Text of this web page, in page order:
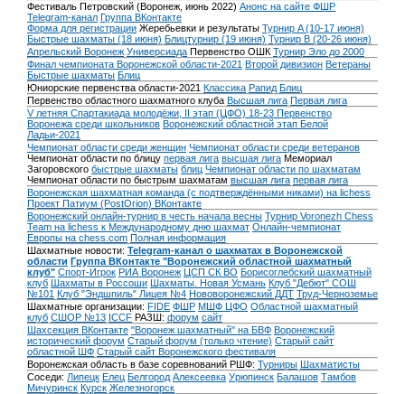
Фестиваль Петровский (Воронеж, июнь 2022) Анонс на сайте ФШР
Telegram-канал Группа ВКонтакте
Форма для регистрации Жеребьевки и результаты Турнир A (10-17 июня)
Быстрые шахматы (18 июня) Блицтурнир (19 июня) Турнир B (20-26 июня)
Апрельский Воронеж Универсиада Первенство ОШК Турнир Эло до 2000
Финал чемпионата Воронежской области-2021 Второй дивизион Ветераны
Быстрые шахматы Блиц
Юниорские первенства области-2021 Классика Рапид Блиц
Первенство областного шахматного клуба Высшая лига Первая лига
V летняя Спартакиада молодёжи, II этап (ЦФО) 18-23 Первенство
Воронежа среди школьников Воронежский областной этап Белой
Ладьи-2021
Чемпионат области среди женщин Чемпионат области среди ветеранов
Чемпионат области по блицу первая лига высшая лига Мемориал
Загоровского быстрые шахматы блиц Чемпионат области по шахматам
Чемпионат области по быстрым шахматам высшая лига первая лига
Воронежская шахматная команда (с подтверждёнными никами) на lichess
Проект Патиум (PostOrion) ВКонтакте
Воронежский онлайн-турнир в честь начала весны Турнир Voronezh Chess
Team на lichess к Международному дню шахмат Онлайн-чемпионат
Европы на chess.com Полная информация
Шахматные новости: Telegram-канал о шахматах в Воронежской
области Группа ВКонтакте "Воронежский областной шахматный
клуб" Спорт-Игрок РИА Воронеж ЦСП СК ВО Борисоглебский шахматный
клуб Шахматы в Россоши Шахматы. Новая Усмань Клуб "Дебют" СОШ
№101 Клуб "Эндшпиль" Лицея №4 Нововоронежский ДДТ Труд-Черноземье
Шахматные организации: FIDE ФШР МШФ ЦФО Областной шахматный
клуб СШОР №13 ICCF РАЗШ: форум сайт
Шахсекция ВКонтакте "Воронеж шахматный" на БВФ Воронежский
исторический форум Cтарый форум (только чтение) Старый сайт
областной ШФ Старый сайт Воронежского фестиваля
Воронежская область в базе соревнований РШФ: Турниры Шахматисты
Соседи: Липецк Елец Белгород Алексеевка Урюпинск Балашов Тамбов
Мичуринск Курск Железногорск